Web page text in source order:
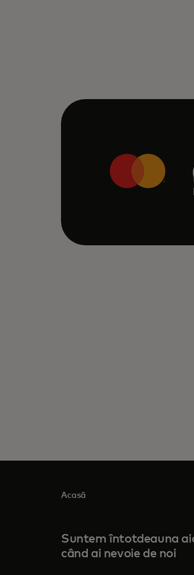
Acasă
Suntem întotdeauna
când ai nevoie de noi